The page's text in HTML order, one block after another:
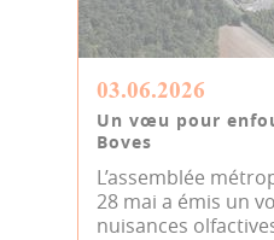
03.06.2026
Un vœu pour
Boves
L’assemblée
28 mai a émis un
nuisances